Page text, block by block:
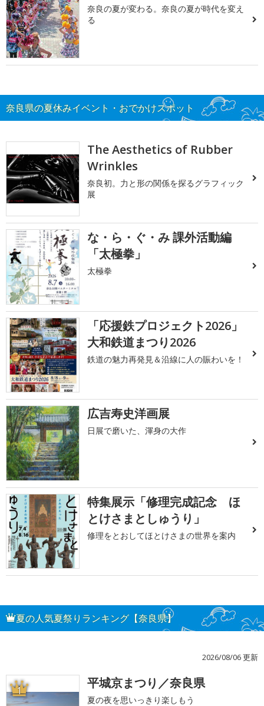
奈良の夏が変わる。奈良の夏が時代を変え
る
奈良県の夏休みイベント・おでかけスポット
The Aesthetics of Rubber
Wrinkles
奈良初。力と形の関係を探るグラフィック
展
な・ら・ぐ・み 課外活動編
「太極拳」
太極拳
「応援鉄プロジェクト2026」
大和鉄道まつり2026
鉄道の魅力再発見＆沿線に人の賑わいを！
広吉寿史洋画展
日展で磨いた、渾身の大作
特集展示「修理完成記念 ほ
とけさまとしゅうり」
修理をとおしてほとけさまの世界を案内
夏の人気夏祭りランキング【奈良県】
2026/08/06 更新
1 平城京まつり／奈良県
夏の夜を思いっきり楽しもう